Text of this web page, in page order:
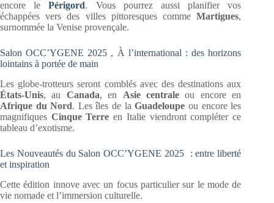
encore lePérigord. Vous pourrez aussi planifier vos
échappées vers des villes pittoresques commeMartigues,
surnommée la Venise provençale.
Salon OCC’YGENE 2025 , À l’international : des horizons
lointains à portée de main
Les globe-trotteurs seront comblés avec des destinations aux
États-Unis, au Canada, en Asie centrale ou encore en
Afrique du Nord. Les îles de laGuadeloupe ou encore les
magnifiques Cinque Terre en Italie viendront compléter ce
tableau d’exotisme.
Les Nouveautés du Salon OCC’YGENE 2025 : entre liberté
et inspiration
Cette édition innove avec un focus particulier sur le mode de
vie nomade et l’immersion culturelle.